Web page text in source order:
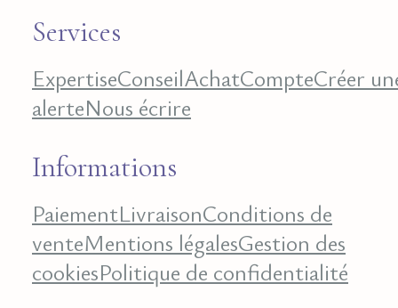
Services
ExpertiseConseilAchatCompteCréer
alerteNous écrire
Informations
PaiementLivraisonConditions de
venteMentions légalesGestion des
cookiesPolitique de confidentialité